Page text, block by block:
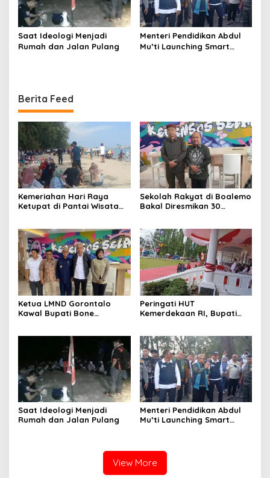
Saat Ideologi Menjadi
Rumah dan Jalan Pulang
Menteri Pendidikan Abdul
Mu’ti Launching Smart
Berita Feed
Kemeriahan Hari Raya
Ketupat di Pantai Wisata
Sekolah Rakyat di Boalemo
Bakal Diresmikan 30
Ketua LMND Gorontalo
Kawal Bupati Bone
Putus Rantai Kemiskinan
Peringati HUT
Kemerdekaan RI, Bupati
Makmur
Saat Ideologi Menjadi
Rumah dan Jalan Pulang
Menteri Pendidikan Abdul
Mu’ti Launching Smart
View More